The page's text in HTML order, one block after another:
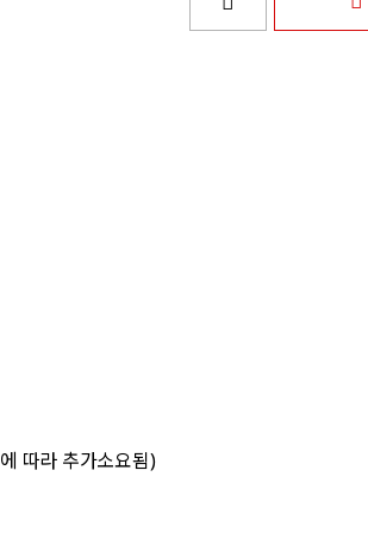
따라 추가소요됨)